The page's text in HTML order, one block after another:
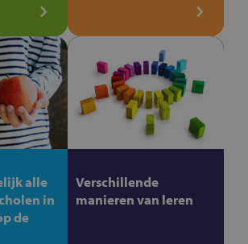
alle
in
de
Verschillende
manieren van leren